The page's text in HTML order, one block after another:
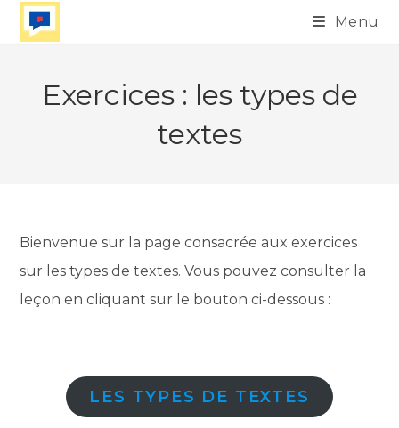
Skip
Menu
Exercices : les types de
textes
Bienvenue sur la page consacrée aux exercices
sur les types de textes. Vous pouvez consulter la
leçon en cliquant sur le bouton ci-dessous :
LES TYPES DE TEXTES